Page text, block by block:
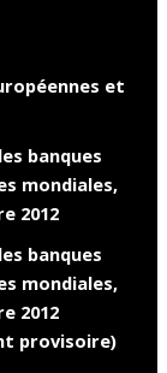
et
banques
mondiales,
2012
banques
mondiales,
2012
provisoire)